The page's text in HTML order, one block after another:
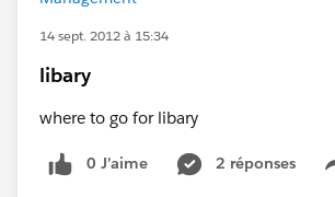
14 sept. 2012 à 15:34
libary
where to go for libary
0 J’aime 2 réponses